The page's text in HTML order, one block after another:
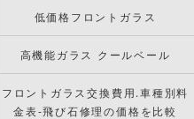
低価格フロントガラス
高機能ガラス クールベール
フロントガラス交換費用.車種別料
金表-飛び石修理の価格を比較